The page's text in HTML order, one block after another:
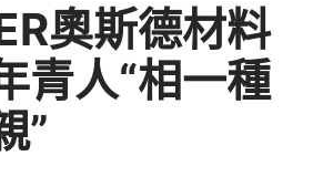
奧斯德材料
青人“相一種
”